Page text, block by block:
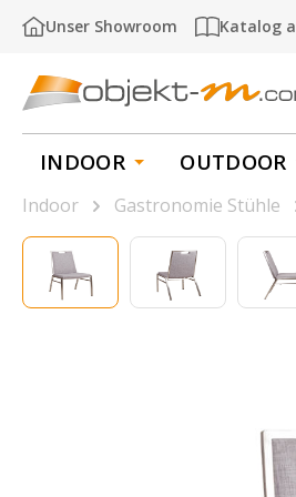
Hauptinhalt springen
Zur Suche springen
Zur Hauptnavigation springen
Unser Showroom Katalog
INDOOR OUTDOOR
Indoor Gastronomie Stühle
Bildergalerie überspringen